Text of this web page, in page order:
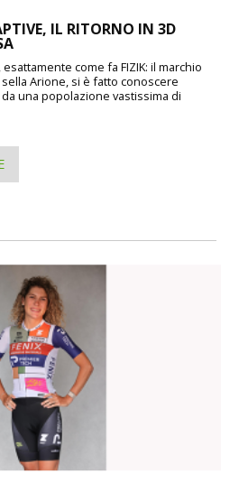
IL RITORNO IN 3D
come fa FIZIK: il marchio
Arione, si è fatto conoscere
una popolazione vastissima di